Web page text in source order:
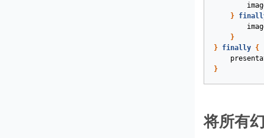
}
}
}
finally
{
}
将所有